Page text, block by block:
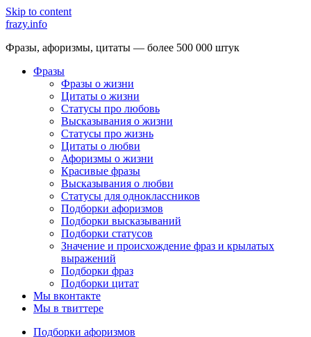
Skip to content
frazy.info
Фразы, афоризмы, цитаты — более 500 000 штук
Фразы
Фразы о жизни
Цитаты о жизни
Статусы про любовь
Высказывания о жизни
Статусы про жизнь
Цитаты о любви
Афоризмы о жизни
Красивые фразы
Высказывания о любви
Статусы для одноклассников
Подборки афоризмов
Подборки высказываний
Подборки статусов
Значение и происхождение фраз и крылатых
выражений
Подборки фраз
Подборки цитат
Мы вконтакте
Мы в твиттере
Подборки афоризмов